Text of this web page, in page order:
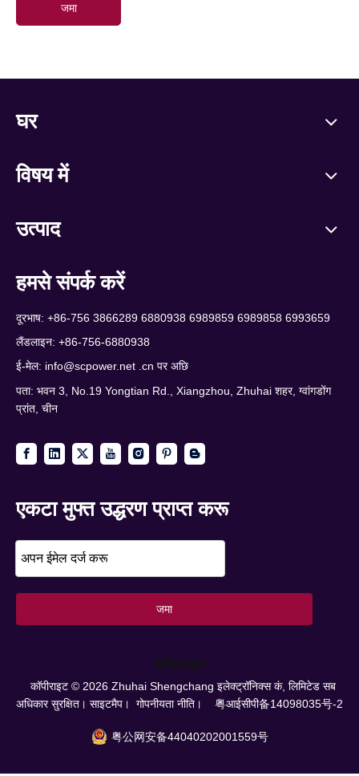
जमा
घर
विषय में
उत्पाद
हमसे संपर्क करें
दूरभाष: +86-756 3866289 6880938 6989859 6989858 6993659
लैंडलाइन: +86-756-6880938
ई-मेल: info@scpower.net .cn पर अछि
पता: भवन 3, No.19 Yongtian Rd., Xiangzhou, Zhuhai शहर, ग्वांगडोंग
प्रांत, चीन
एकटा मुफ्त उद्धरण प्राप्त करू
जमा
ऑनलाइन
कॉपीराइट © 2026Zhuhai Shengchang इलेक्ट्रॉनिक्स कं, लिमिटेड सब
अधिकार सुरक्षित। साइटमैप। गोपनीयता नीति। 粤आईसीपी备14098035号-2
粤公网安备44040202001559号